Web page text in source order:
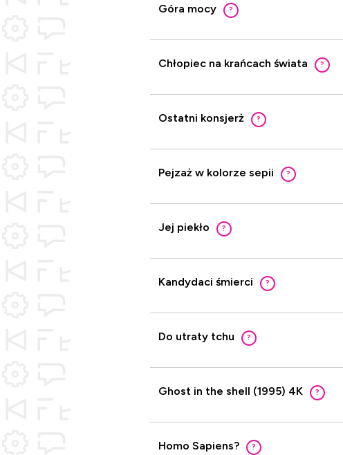
Góra mocy ?
Chłopiec na krańcach świata ?
Ostatni konsjerż ?
Pejzaż w kolorze sepii ?
Jej piekło ?
Kandydaci śmierci ?
Do utraty tchu ?
Ghost in the shell (1995) 4K ?
Homo Sapiens? ?